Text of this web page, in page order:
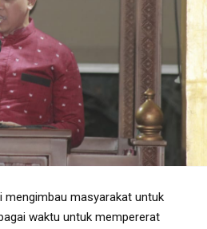
mengimbau masyarakat untuk
waktu untuk mempererat